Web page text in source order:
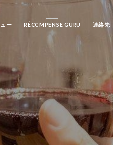
ュー RÉCOMPENSE GURU 連絡先